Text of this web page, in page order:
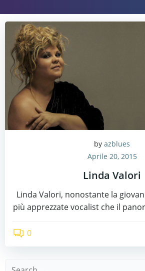
by azblues
Aprile 20, 2015
Linda Valori
Linda Valori, nonostante la
più apprezzate vocalist che il
0
Search